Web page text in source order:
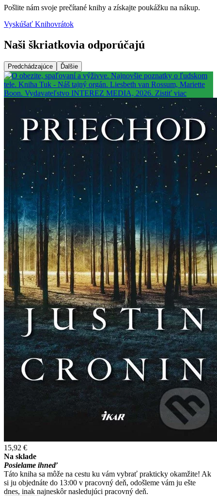
Pošlite nám svoje prečítané knihy a získajte poukážku na nákup.
Vyskúšať Knihovrátok
Naši škriatkovia odporúčajú
Predchádzajúce Ďalšie
15,92 €
Na sklade
Posielame ihneď
Táto kniha sa môže na cestu ku vám vybrať prakticky okamžite! Ak
si ju objednáte do 13:00 v pracovný deň, odošleme vám ju ešte
dnes, inak najneskôr nasledujúci pracovný deň.